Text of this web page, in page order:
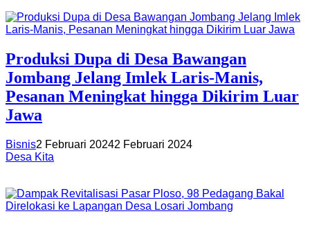
Produksi Dupa di Desa Bawangan
Jombang Jelang Imlek Laris-Manis,
Pesanan Meningkat hingga Dikirim Luar
Jawa
Bisnis2 Februari 20242 Februari 2024
Desa Kita